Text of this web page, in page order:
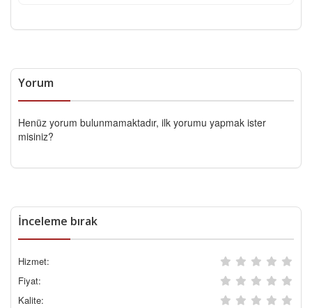
Yorum
Henüz yorum bulunmamaktadır, ilk yorumu yapmak ister
misiniz?
İnceleme bırak
Hizmet:
Fiyat:
Kalite: